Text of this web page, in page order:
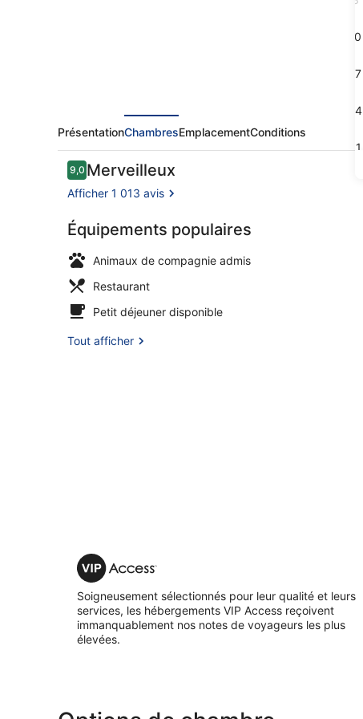
10
17
24
31
PrésentationChambresEmplacementConditions
Avis
voyageurs
9,09,0 sur 10
Merveilleux
Afficher 1 013 avis
Équipements populaires
Animaux de compagnie admis
Restaurant
Petit déjeuner disponible
Tout afficher
VIP
Access
Soigneusement sélectionnés pour leur qualité et leurs
services, les hébergements VIP Access reçoivent
immanquablement nos notes de voyageurs les plus
élevées.